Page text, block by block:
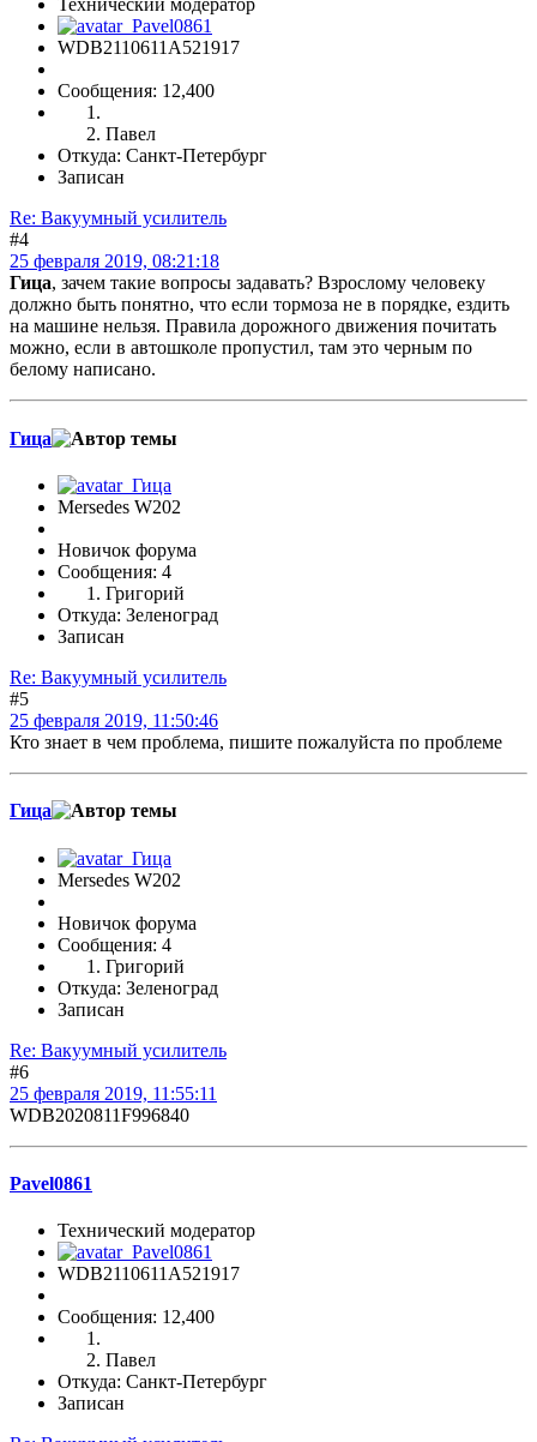
Технический модератор
WDB2110611A521917
Сообщения: 12,400
Павел
Откуда: Санкт-Петербург
Записан
Re: Вакуумный усилитель
#4
25 февраля 2019, 08:21:18
Гица, зачем такие вопросы задавать? Взрослому человеку
должно быть понятно, что если тормоза не в порядке, ездить
на машине нельзя. Правила дорожного движения почитать
можно, если в автошколе пропустил, там это черным по
белому написано.
Гица
Mersedes W202
Новичок форума
Сообщения: 4
Григорий
Откуда: Зеленоград
Записан
Re: Вакуумный усилитель
#5
25 февраля 2019, 11:50:46
Кто знает в чем проблема, пишите пожалуйста по проблеме
Гица
Mersedes W202
Новичок форума
Сообщения: 4
Григорий
Откуда: Зеленоград
Записан
Re: Вакуумный усилитель
#6
25 февраля 2019, 11:55:11
WDB2020811F996840
Pavel0861
Технический модератор
WDB2110611A521917
Сообщения: 12,400
Павел
Откуда: Санкт-Петербург
Записан